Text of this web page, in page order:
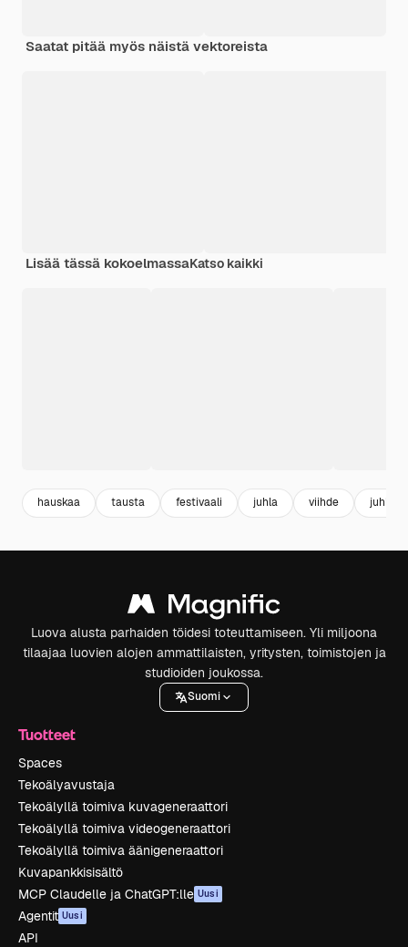
Saatat pitää myös näistä vektoreista
Lisää tässä kokoelmassaKatso kaikki
hauskaa tausta festivaali juhla viihde juhla
Luova alusta parhaiden töidesi toteuttamiseen. Yli miljoona
tilaajaa luovien alojen ammattilaisten, yritysten, toimistojen ja
studioiden joukossa.
Suomi
Tuotteet
Spaces
Tekoälyavustaja
Tekoälyllä toimiva kuvageneraattori
Tekoälyllä toimiva videogeneraattori
Tekoälyllä toimiva äänigeneraattori
Kuvapankkisisältö
MCP Claudelle ja ChatGPT:lle Uusi
Agentit Uusi
API